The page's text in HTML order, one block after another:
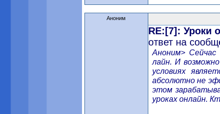
Аноним
RE:[7]: Уроки
ответ на
Аноним> Сейчас
лайн. И
условиях
абсолютно не
этом
уроках онлайн.